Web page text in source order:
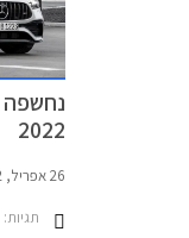
2022
26 אפריל, 2022
תגיות: